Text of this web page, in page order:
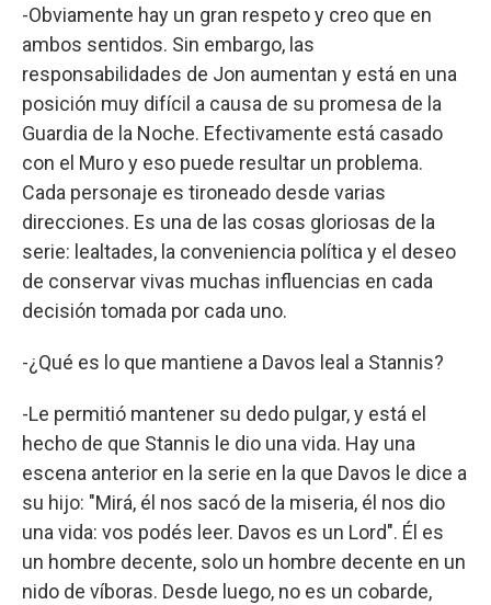
-Obviamente hay un gran respeto y creo que en
ambos sentidos. Sin embargo, las
responsabilidades de Jon aumentan y está en una
posición muy difícil a causa de su promesa de la
Guardia de la Noche. Efectivamente está casado
con el Muro y eso puede resultar un problema.
Cada personaje es tironeado desde varias
direcciones. Es una de las cosas gloriosas de la
serie: lealtades, la conveniencia política y el deseo
de conservar vivas muchas influencias en cada
decisión tomada por cada uno.
-¿Qué es lo que mantiene a Davos leal a Stannis?
-Le permitió mantener su dedo pulgar, y está el
hecho de que Stannis le dio una vida. Hay una
escena anterior en la serie en la que Davos le dice a
su hijo: "Mirá, él nos sacó de la miseria, él nos dio
una vida: vos podés leer. Davos es un Lord". Él es
un hombre decente, solo un hombre decente en un
nido de víboras. Desde luego, no es un cobarde,